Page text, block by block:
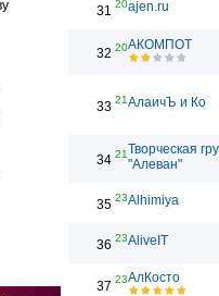
31 20ajen.ru
32 20АКОМПОТ
33 21АлаичЪ и Ко
34 21Творческая
"Алеван"
35 23Alhimiya
36 23AliveIT
37 23АлКосто